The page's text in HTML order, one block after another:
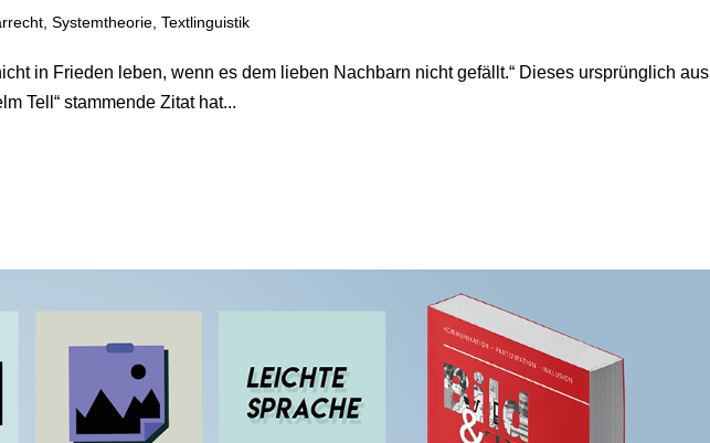
Systemtheorie Textlinguistik
in Frieden leben, wenn es dem lieben Nachbarn nicht gefällt.“ Dieses ursprünglich aus
Tell“ stammende Zitat hat...